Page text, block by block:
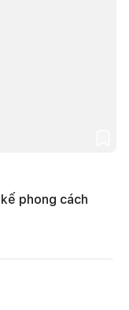
phong cách
thiện nhà